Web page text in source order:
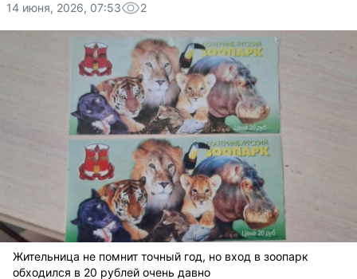
14 июня, 2026, 07:53 2
Жительница не помнит точный год, но вход в зоопарк
обходился в 20 рублей очень давно